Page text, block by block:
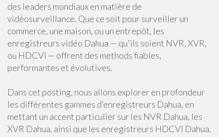
des leaders mondiaux en matière de
vidéosurveillance. Que ce soit pour surveiller un
commerce, une maison, ou un entrepôt, les
enregistreurs vidéo Dahua — qu'ils soient NVR, XVR,
ou HDCVI — offrent des methods fiables,
performantes et évolutives.
Dans cet posting, nous allons explorer en profondeur
les différentes gammes d’enregistreurs Dahua, en
mettant un accent particulier sur les NVR Dahua, les
XVR Dahua, ainsi que les enregistreurs HDCVI Dahua.